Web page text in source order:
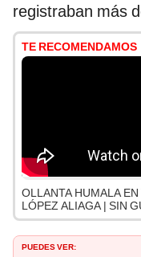
registraban más
TE RECOMENDAMOS
OLLANTA HUMALA
LÓPEZ ALIAGA | SIN
PUEDES VER: